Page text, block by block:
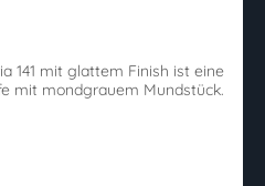
141 mit glattem Finish ist eine
mit mondgrauem Mundstück.